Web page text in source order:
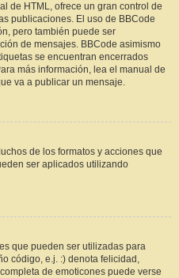
de HTML, ofrece un gran control de
publicaciones. El uso de BBCode
pero también puede ser
de mensajes. BBCode asimismo
se encuentran encerrados
más información, lea el manual de
va a publicar un mensaje.
de los formatos y acciones que
ser aplicados utilizando
que pueden ser utilizadas para
código, e.j. :) denota felicidad,
de emoticones puede verse